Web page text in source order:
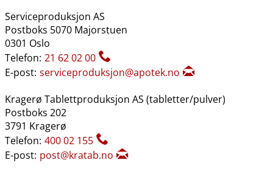
Serviceproduksjon AS
Postboks 5070 Majorstuen
0301 Oslo
Telefon: 21 62 02 00
E-post: serviceproduksjon@apotek.no
Kragerø Tablettproduksjon AS (tabletter​/​pulver)
Postboks 202
3791 Kragerø
Telefon: 400 02 155
E-post: post@kratab.no